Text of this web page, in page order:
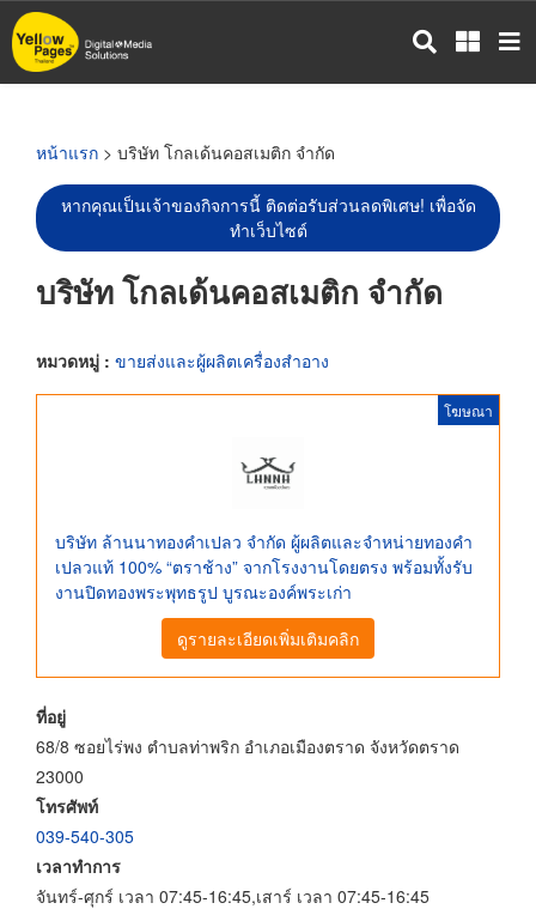
ข้าม
ไป
หน้าแรก > บริษัท โกลเด้นคอสเมติก จำกัด
หากคุณเป็นเจ้าของกิจการนี้ ติดต่อรับส่วนลดพิเศษ! เพื่อจัด
ทำเว็บไซต์
บริษัท โกลเด้นคอสเมติก จำกัด
หมวดหมู่ : ขายส่งและผู้ผลิตเครื่องสำอาง
โฆษณา
บริษัท ล้านนาทองคำเปลว จำกัด ผู้ผลิตและจำหน่ายทองคำ
เปลวแท้ 100% “ตราช้าง” จากโรงงานโดยตรง พร้อมทั้งรับ
งานปิดทองพระพุทธรูป บูรณะองค์พระเก่า
ดูรายละเอียดเพิ่มเติมคลิก
ที่อยู่
68/8 ซอยไร่พง ตำบลท่าพริก อำเภอเมืองตราด จังหวัดตราด
23000
โทรศัพท์
039-540-305
เวลาทำการ
จันทร์-ศุกร์ เวลา 07:45-16:45,เสาร์ เวลา 07:45-16:45